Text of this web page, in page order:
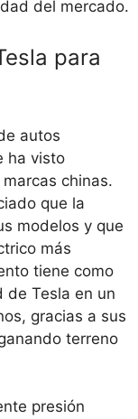
del mercado.
para
autos
ha visto
chinas.
que la
modelos y que
más
tiene como
de Tesla en un
gracias a sus
terreno
presión